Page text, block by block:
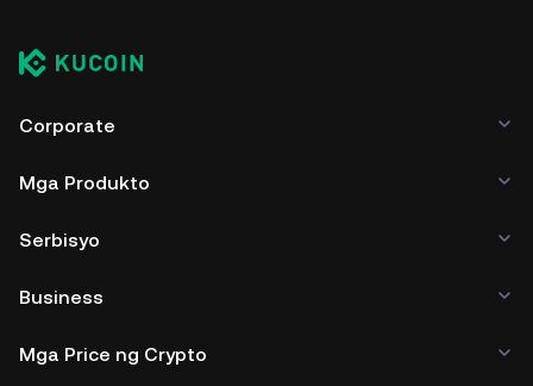
Corporate
Mga Produkto
Serbisyo
Business
Mga Price ng Crypto